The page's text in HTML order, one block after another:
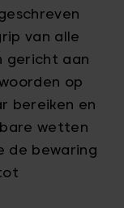
van alle
gericht aan
op
bereiken en
wetten
de bewaring